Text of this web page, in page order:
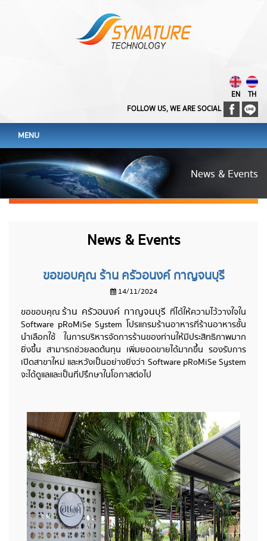
EN
TH
FOLLOW US, WE ARE SOCIAL
MENU
News & Events
News & Events
ขอขอบคุณ ร้าน ครัวอนงค์ กาญจนบุรี
14/11/2024
ขอขอบคุณร้าน ครัวอนงค์ กาญจนบุรี ที่ได้ให้ความไว้วางใจใน
Software pRoMiSe System โปรแกรมร้านอาหารที่ร้านอาหารชั้น
นำเลือกใช้ ในการบริหารจัดการร้านของท่านให้มีประสิทธิภาพมาก
ยิ่งขึ้น สามารถช่วยลดต้นทุน เพิ่มยอดขายได้มากขึ้น รองรับการ
เปิดสาขาใหม่ และหวังเป็นอย่างยิ่งว่า Software pRoMiSe System
จะได้ดูแลและเป็นที่ปรึกษาในโอกาสต่อไป